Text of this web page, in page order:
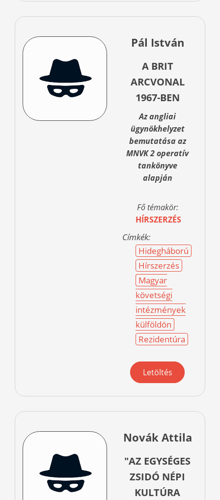
Pál István
A BRIT
ARCVONAL
1967-BEN
Az angliai
ügynökhelyzet
bemutatása az
MNVK 2 operatív
tankönyve
alapján
Fő témakör:
HÍRSZERZÉS
Címkék:
Hidegháború
Hírszerzés
Magyar
követségi
intézmények
külföldön
Rezidentúra
Letöltés
Novák Attila
"AZ EGYSÉGES
ZSIDÓ NÉPI
KULTÚRA